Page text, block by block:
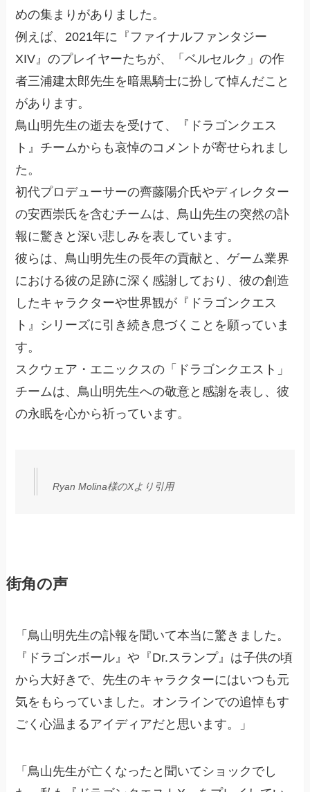
めの集まりがありました。
例えば、2021年に『ファイナルファンタジー
XIV』のプレイヤーたちが、「ベルセルク」の作
者三浦建太郎先生を暗黒騎士に扮して悼んだこと
があります。
鳥山明先生の逝去を受けて、『ドラゴンクエス
ト』チームからも哀悼のコメントが寄せられまし
た。
初代プロデューサーの齊藤陽介氏やディレクター
の安西崇氏を含むチームは、鳥山先生の突然の訃
報に驚きと深い悲しみを表しています。
彼らは、鳥山明先生の長年の貢献と、ゲーム業界
における彼の足跡に深く感謝しており、彼の創造
したキャラクターや世界観が『ドラゴンクエス
ト』シリーズに引き続き息づくことを願っていま
す。
スクウェア・エニックスの「ドラゴンクエスト」
チームは、鳥山明先生への敬意と感謝を表し、彼
の永眠を心から祈っています。
Ryan Molina様のXより引用
街角の声
「鳥山明先生の訃報を聞いて本当に驚きました。
『ドラゴンボール』や『Dr.スランプ』は子供の頃
から大好きで、先生のキャラクターにはいつも元
気をもらっていました。オンラインでの追悼もす
ごく心温まるアイディアだと思います。」
「鳥山先生が亡くなったと聞いてショックでし